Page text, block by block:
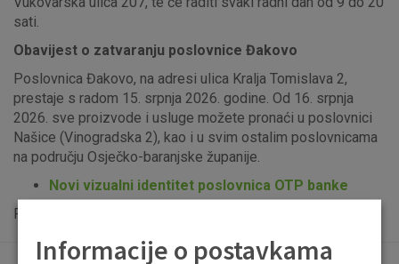
sati.
Obavijest o zatvaranju poslovnice Đakovo
Poslovnica Đakovo, na adresi ulica Kralja Tomislava 2,
prestaje s radom 15. srpnja 2026. godine. Od 16. srpnja
2026. sve proizvode i usluge možete pronaći u poslovnici
Našice (Vinogradska 2), kao i u svim ostalim poslovnicama
na području Osječko-baranjske županije.
Novi vizualni identitet poslovnica OTP banke
Popis uplatno-isplatnih bankomata možete vidjeti
Informacije o postavkama